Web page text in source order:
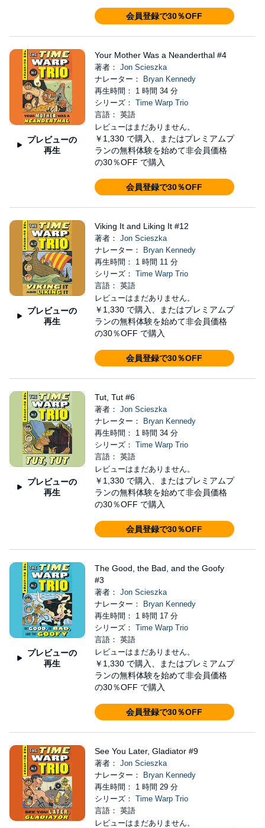
会員登録で30％OFF
プレビューの
再生
Your Mother Was a Neanderthal #4
著者： Jon Scieszka
ナレーター：
Bryan Kennedy
再生時間： 1 時間 34 分
シリーズ： Time Warp Trio
言語： 英語
レビューはまだありません。
￥1,330 で購入、またはプレミアムプ
ランの無料体験を始めて非会員価格
の30％OFF で購入
会員登録で30％OFF
プレビューの
再生
Viking It and Liking It #12
著者： Jon Scieszka
ナレーター：
Bryan Kennedy
再生時間： 1 時間 11 分
シリーズ： Time Warp Trio
言語： 英語
レビューはまだありません。
￥1,330 で購入、またはプレミアムプ
ランの無料体験を始めて非会員価格
の30％OFF で購入
会員登録で30％OFF
プレビューの
再生
Tut, Tut #6
著者： Jon Scieszka
ナレーター：
Bryan Kennedy
再生時間： 1 時間 34 分
シリーズ： Time Warp Trio
言語： 英語
レビューはまだありません。
￥1,330 で購入、またはプレミアムプ
ランの無料体験を始めて非会員価格
の30％OFF で購入
会員登録で30％OFF
プレビューの
再生
The Good, the Bad, and the Goofy
#3
著者： Jon Scieszka
ナレーター：
Bryan Kennedy
再生時間： 1 時間 17 分
シリーズ： Time Warp Trio
言語： 英語
レビューはまだありません。
￥1,330 で購入、またはプレミアムプ
ランの無料体験を始めて非会員価格
の30％OFF で購入
会員登録で30％OFF
See You Later, Gladiator #9
著者： Jon Scieszka
ナレーター：
Bryan Kennedy
再生時間： 1 時間 29 分
シリーズ： Time Warp Trio
言語： 英語
レビューはまだありません。